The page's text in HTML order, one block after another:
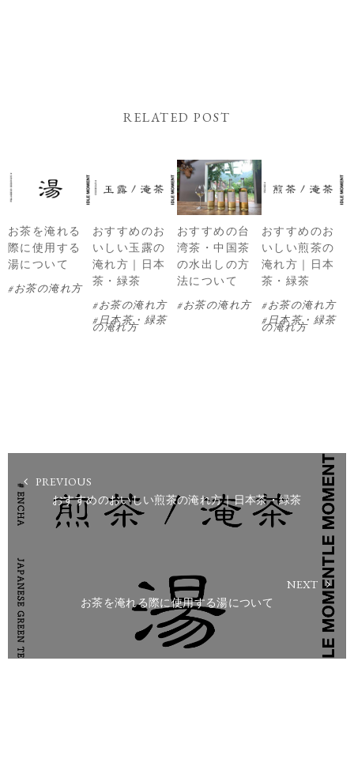
RELATED POST
お茶を淹れる
際に使用する
湯について
お茶の淹れ方
おすすめのお
いしい玉露の
淹れ方｜日本
茶・緑茶
お茶の淹れ方
日本茶・緑茶
の淹れ方
おすすめの台
湾茶・中国茶
の水出しの方
法について
お茶の淹れ方
おすすめのお
いしい煎茶の
淹れ方｜日本
茶・緑茶
お茶の淹れ方
日本茶・緑茶
の淹れ方
PREVIOUS
おすすめのおいしい煎茶の淹れ方｜日本茶・緑茶
NEXT
お茶を淹れる際に使用する湯について